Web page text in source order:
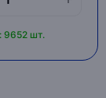
9652 шт.